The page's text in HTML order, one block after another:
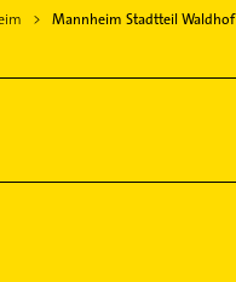
Mannheim Stadtteil Waldhof